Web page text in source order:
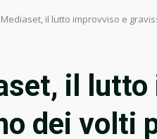
Mediaset, il lutto improvviso e
il
dei volti